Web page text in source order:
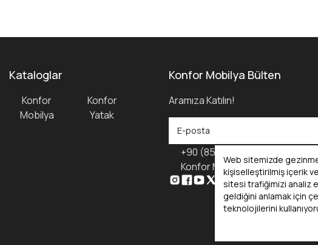
Web sitemizde
kişiselleştirilmiş içerik
sitesi trafiğimizi analiz
geldiğini anlamak için
teknolojilerini
Kataloglar
Konfor
Mobilya
Konfor
Yatak
Konfor Mobilya Bülten
Aramıza Katılın!
+90 (850) 455 0 232
Konfor Mobilya Kataloğu - 2025